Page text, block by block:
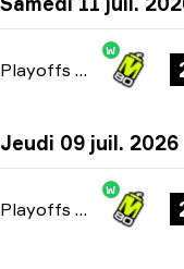
Playoffs bo3
W
Jeudi 09 juil. 2026
Playoffs bo3
W